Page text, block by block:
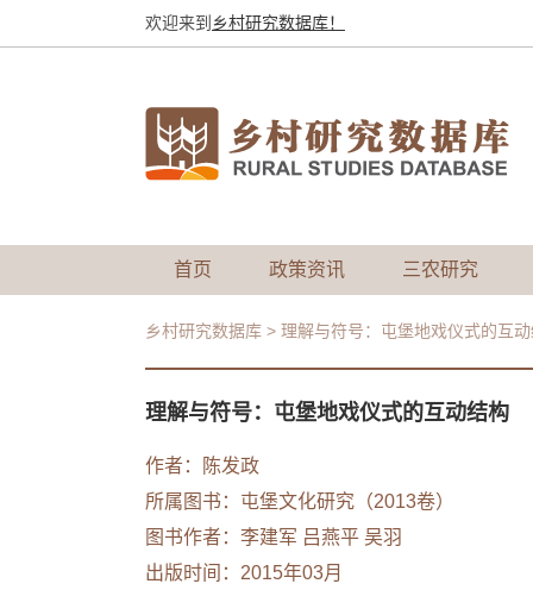
欢迎来到 乡村研究数据库！
首页 政策资讯 三农研究
乡村研究数据库 > 理解与符号：屯堡地戏仪式的互
理解与符号：屯堡地戏仪式的互动结构
作者：
陈发政
所属图书： 屯堡文化研究（2013卷）
图书作者：李建军 吕燕平 吴羽
出版时间：2015年03月